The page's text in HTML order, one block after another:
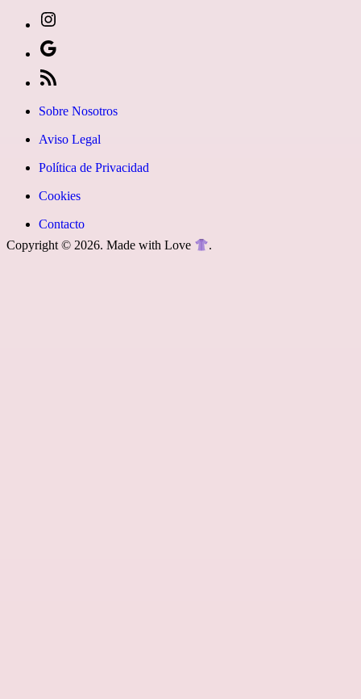
Copyright © 2026. Made with Love .
instagram»]
fa-
youtube»]
Google
News
icon
icon=»fa
fa-
rss»]
Sobre Nosotros
Aviso Legal
Política de Privacidad
Cookies
Contacto